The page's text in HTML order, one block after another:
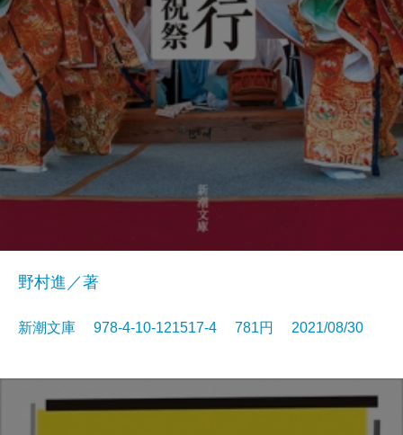
野村進／著
新潮文庫 978-4-10-121517-4 781円 2021/08/30